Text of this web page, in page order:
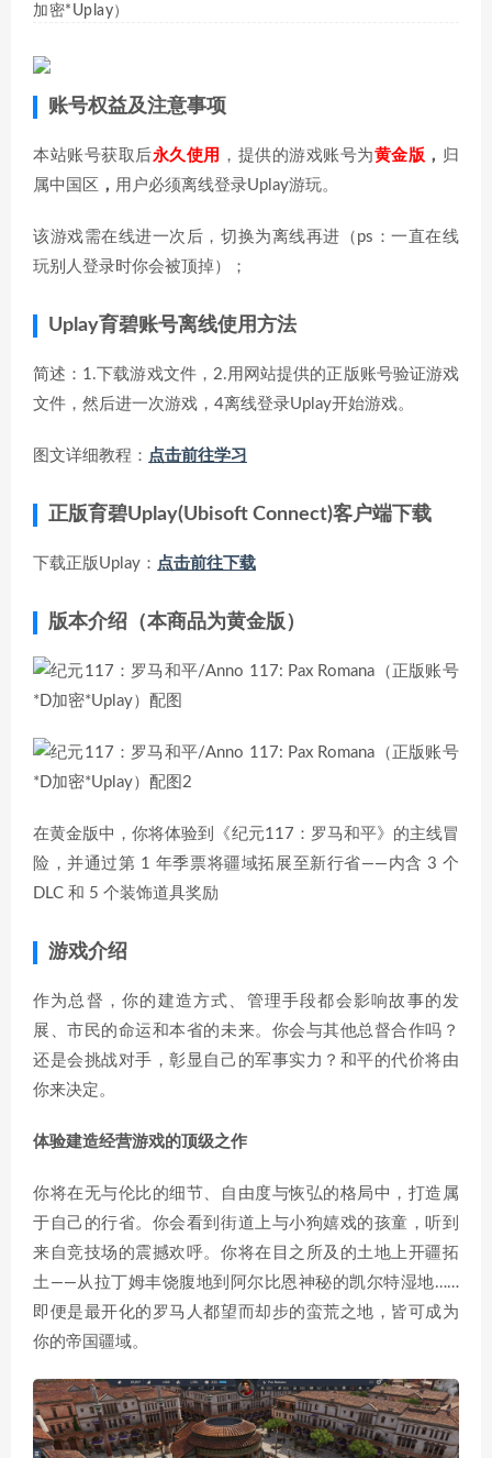
加密*Uplay）
账号权益及注意事项
本站账号获取后永久使用 ，提供的游戏账号为黄金版 ， 归
属中国区 ， 用户必须离线登录Uplay游玩。
该游戏需在线进一次后，切换为离线再进（ps：一直在线
玩别人登录时你会被顶掉）；
Uplay育碧账号离线使用方法
简述：1.下载游戏文件，2.用网站提供的正版账号验证游戏
文件，然后进一次游戏，4离线登录Uplay开始游戏。
图文详细教程： 点击前往学习
正版育碧Uplay(Ubisoft Connect)客户端下载
下载正版Uplay： 点击前往下载
版本介绍（本商品为黄金版 ）
在黄金版中，你将体验到《纪元117：罗马和平》的主线冒
险，并通过第 1 年季票将疆域拓展至新行省——内含 3 个
DLC 和 5 个装饰道具奖励
游戏介绍
作为总督，你的建造方式、管理手段都会影响故事的发
展、市民的命运和本省的未来。你会与其他总督合作吗？
还是会挑战对手，彰显自己的军事实力？和平的代价将由
你来决定。
体验建造经营游戏的顶级之作
你将在无与伦比的细节、自由度与恢弘的格局中，打造属
于自己的行省。你会看到街道上与小狗嬉戏的孩童，听到
来自竞技场的震撼欢呼。你将在目之所及的土地上开疆拓
土——从拉丁姆丰饶腹地到阿尔比恩神秘的凯尔特湿地……
即便是最开化的罗马人都望而却步的蛮荒之地，皆可成为
你的帝国疆域。